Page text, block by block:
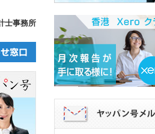
士事務所